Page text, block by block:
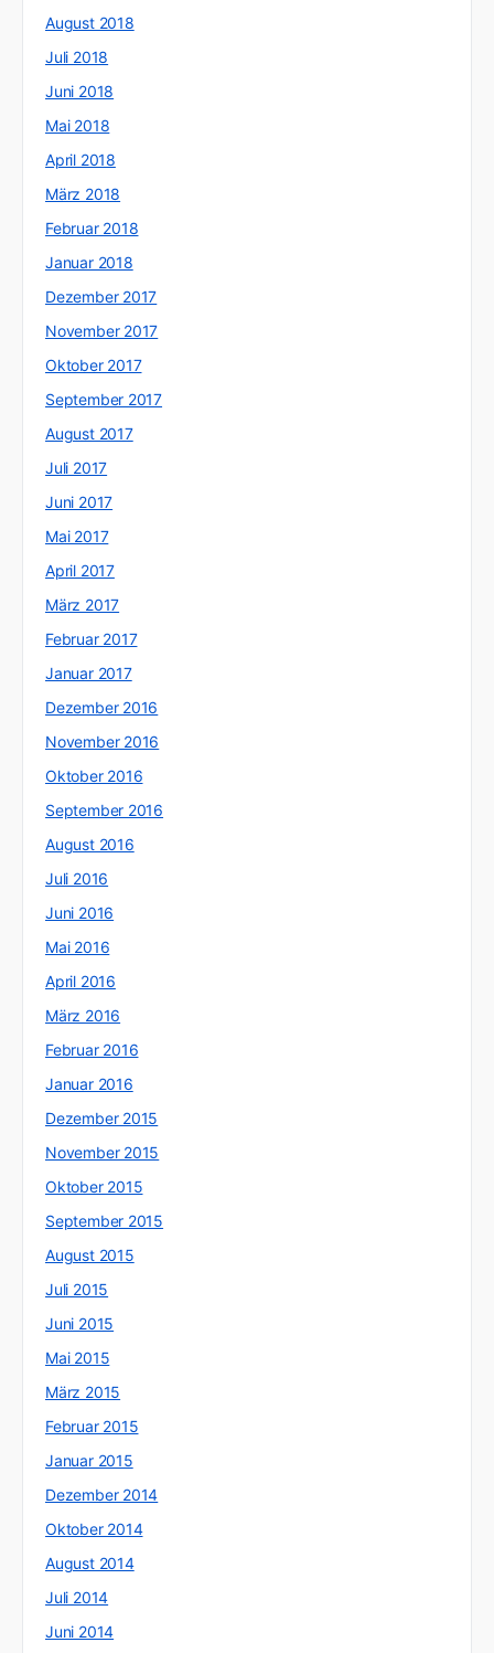
August 2018
Juli 2018
Juni 2018
Mai 2018
April 2018
März 2018
Februar 2018
Januar 2018
Dezember 2017
November 2017
Oktober 2017
September 2017
August 2017
Juli 2017
Juni 2017
Mai 2017
April 2017
März 2017
Februar 2017
Januar 2017
Dezember 2016
November 2016
Oktober 2016
September 2016
August 2016
Juli 2016
Juni 2016
Mai 2016
April 2016
März 2016
Februar 2016
Januar 2016
Dezember 2015
November 2015
Oktober 2015
September 2015
August 2015
Juli 2015
Juni 2015
Mai 2015
März 2015
Februar 2015
Januar 2015
Dezember 2014
Oktober 2014
August 2014
Juli 2014
Juni 2014